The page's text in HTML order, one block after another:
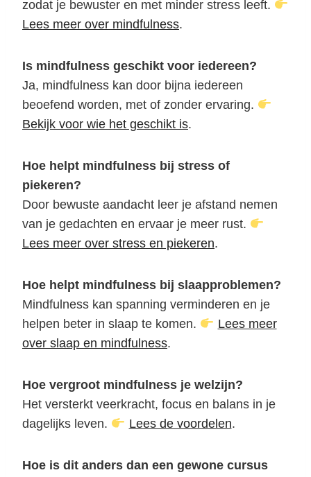
zodat je bewuster en met minder stress leeft.
Lees meer over mindfulness.
Is mindfulness geschikt voor iedereen?
Ja, mindfulness kan door bijna iedereen
beoefend worden, met of zonder ervaring.
Bekijk voor wie het geschikt is.
Hoe helpt mindfulness bij stress of
piekeren?
Door bewuste aandacht leer je afstand nemen
van je gedachten en ervaar je meer rust.
Lees meer over stress en piekeren.
Hoe helpt mindfulness bij slaapproblemen?
Mindfulness kan spanning verminderen en je
helpen beter in slaap te komen.
Lees meer
over slaap en mindfulness.
Hoe vergroot mindfulness je welzijn?
Het versterkt veerkracht, focus en balans in je
dagelijks leven.
Lees de voordelen.
Hoe is dit anders dan een gewone cursus